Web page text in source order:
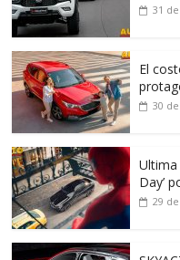
31
El
30
Ultima
Day’
29